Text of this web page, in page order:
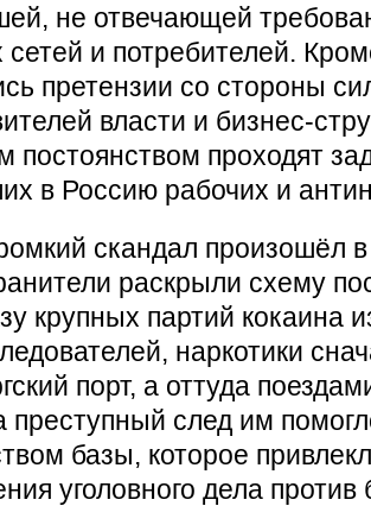
не отвечающей
сетей и потребителей.
претензии со стороны
власти и бизнес-
постоянством проходят
в Россию рабочих и
скандал произошёл в
раскрыли схему
крупных партий кокаина
наркотики
порт, а оттуда
преступный след им
базы, которое
уголовного дела